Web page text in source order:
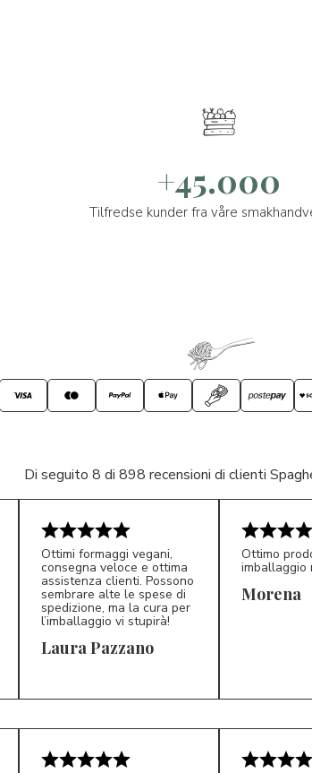
+45.000
Tilfredse kunder fra våre
Di seguito 8 di 898 recensioni di clienti
LP 5/5
Ottimi formaggi vegani,
consegna veloce e ottima
assistenza clienti. Possono
sembrare alte le spese di
spedizione, ma la cura per
l’imballaggio vi stupirà!
Laura Pazzano
Ottimo
imballaggio
Morena